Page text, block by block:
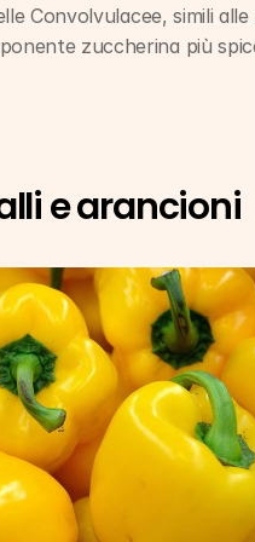
Convolvulacee, simili
zuccherina più
e arancioni